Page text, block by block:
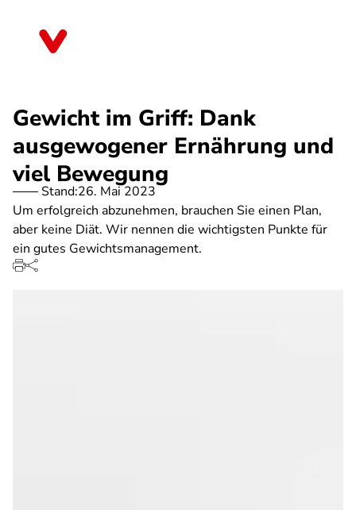
Gewicht im Griff: Dank
ausgewogener Ernährung und
viel Bewegung
Stand:26. Mai 2023
Um erfolgreich abzunehmen, brauchen Sie einen Plan,
aber keine Diät. Wir nennen die wichtigsten Punkte für
ein gutes Gewichtsmanagement.